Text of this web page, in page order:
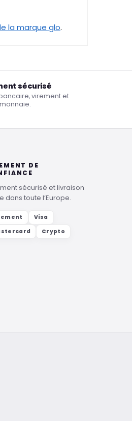
la marque glo.
sécurisé
virement et
DE
sécurisé et livraison
dans toute l’Europe.
Visa
Crypto